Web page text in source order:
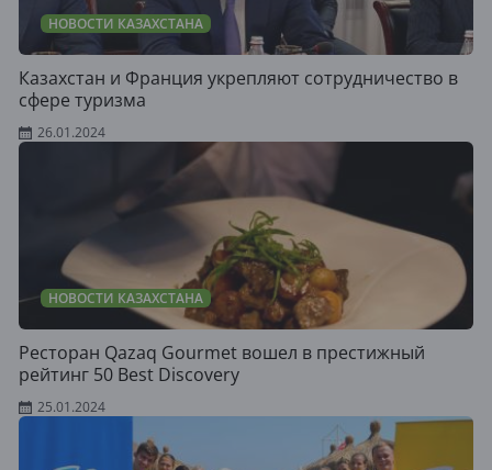
НОВОСТИ КАЗАХСТАНА
Казахстан и Франция укрепляют сотрудничество в
сфере туризма
26.01.2024
НОВОСТИ КАЗАХСТАНА
Ресторан Qazaq Gourmet вошел в престижный
рейтинг 50 Best Discovery
25.01.2024